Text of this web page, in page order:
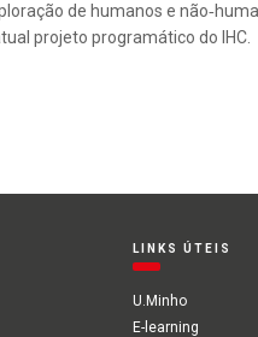
de humanos e
projeto programático do IHC.
LINKS ÚTEIS
U.Minho
E-learning